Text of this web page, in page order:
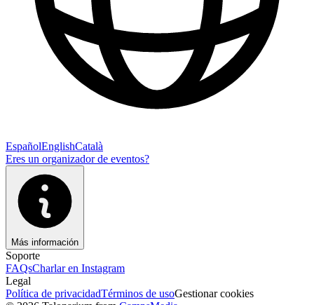
EspañolEnglishCatalà
Eres un organizador de eventos?
Más información
Soporte
FAQsCharlar en Instagram
Legal
Política de privacidadTérminos de usoGestionar cookies